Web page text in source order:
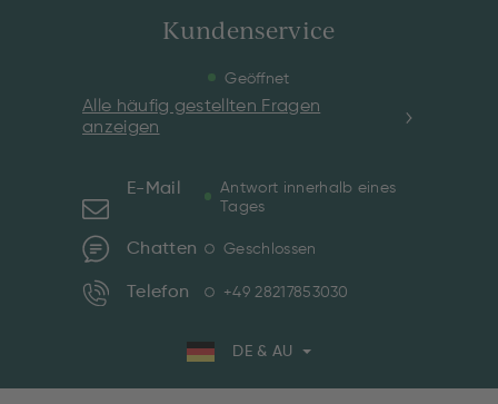
Kundenservice
Geöffnet
Alle häufig gestellten Fragen
anzeigen
E-Mail
Antwort innerhalb eines
Tages
Chatten Geschlossen
Telefon +49 28217853030
DE & AU